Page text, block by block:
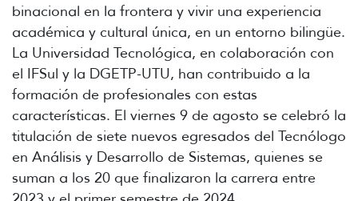
binacional en la frontera y vivir una experiencia
académica y cultural única, en un entorno bilingüe.
La Universidad Tecnológica, en colaboración con
el IFSul y la DGETP-UTU, han contribuido a la
formación de profesionales con estas
características. El viernes 9 de agosto se celebró la
titulación de siete nuevos egresados del Tecnólogo
en Análisis y Desarrollo de Sistemas, quienes se
suman a los 20 que finalizaron la carrera entre